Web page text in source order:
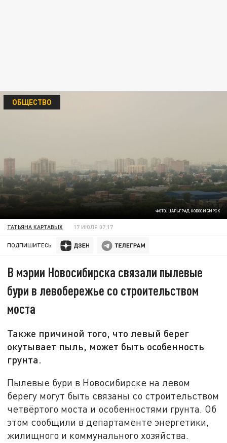
ФОТО: ЦАРЬГРАД НОВОСИБИРСК
ОБЩЕСТВО
ТАТЬЯНА КАРТАВЫХ 17 ИЮЛЯ 07:17
ПОДПИШИТЕСЬ:
В мэрии Новосибирска связали пылевые
бури в левобережье со строительством
моста
Также причиной того, что левый берег
окутывает пыль, может быть особенность
грунта.
Пылевые бури в Новосибирске на левом
берегу могут быть связаны со строительством
четвёртого моста и особенностями грунта. Об
этом сообщили в департаменте энергетики,
жилищного и коммунального хозяйства.